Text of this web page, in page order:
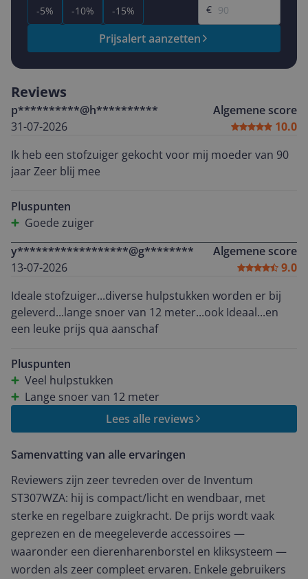
-5% -10% -15%
€
Prijsalert aanzetten
Reviews
p**********@h**********
31-07-2026
Algemene score
10.0
Ik heb een stofzuiger gekocht voor mij moeder van 90
jaar Zeer blij mee
Pluspunten
Goede zuiger
y******************@g********
13-07-2026
Algemene score
9.0
Ideale stofzuiger...diverse hulpstukken worden er bij
geleverd...lange snoer van 12 meter...ook Ideaal...en
een leuke prijs qua aanschaf
Pluspunten
Veel hulpstukken
Lange snoer van 12 meter
Lees alle reviews
Samenvatting van alle ervaringen
Reviewers zijn zeer tevreden over de Inventum
ST307WZA: hij is compact/licht en wendbaar, met
sterke en regelbare zuigkracht. De prijs wordt vaak
geprezen en de meegeleverde accessoires —
waaronder een dierenharenborstel en kliksysteem —
worden als zeer compleet ervaren. Enkele gebruikers